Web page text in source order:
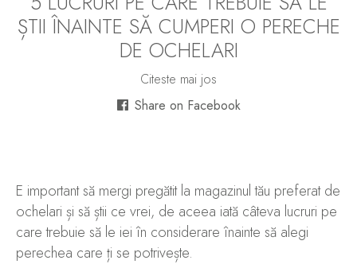
ȘTII ÎNAINTE SĂ CUMPERI O PERECHE
DE OCHELARI
Citeste mai jos
Share on Facebook
E important să mergi pregătit la magazinul tău preferat de
ochelari și să știi ce vrei, de aceea iată câteva lucruri pe
care trebuie să le iei în considerare înainte să alegi
perechea care ți se potrivește.